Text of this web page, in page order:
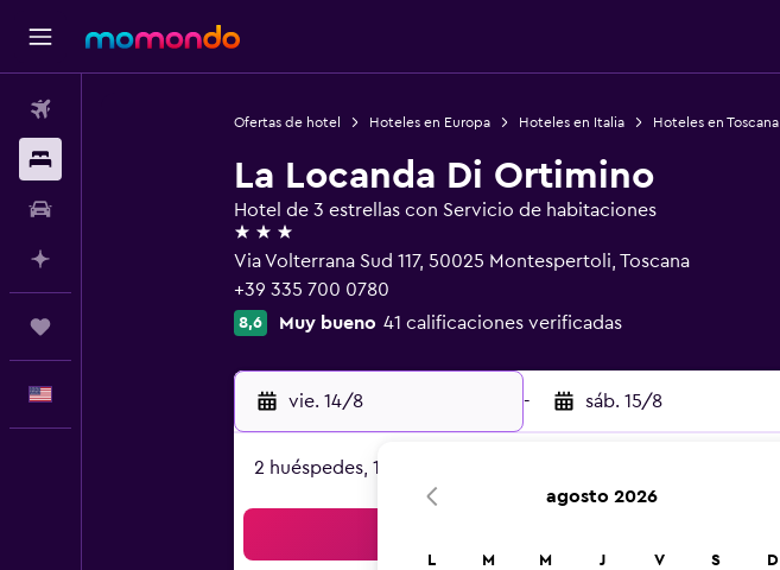
Ofertas de hotel Hoteles en Europa Hoteles en Italia Hoteles en Toscana
La Locanda Di Ortimino
Hotel de 3 estrellas con Servicio de habitaciones
3 estrellas
Via Volterrana Sud 117, 50025 Montespertoli, Toscana
+39 335 700 0780
8,6 Muy bueno 41 calificaciones verificadas
vie. 14/8 - sáb. 15/8
2 huéspedes, 1 habitación
agosto 2026
L M M J V S D